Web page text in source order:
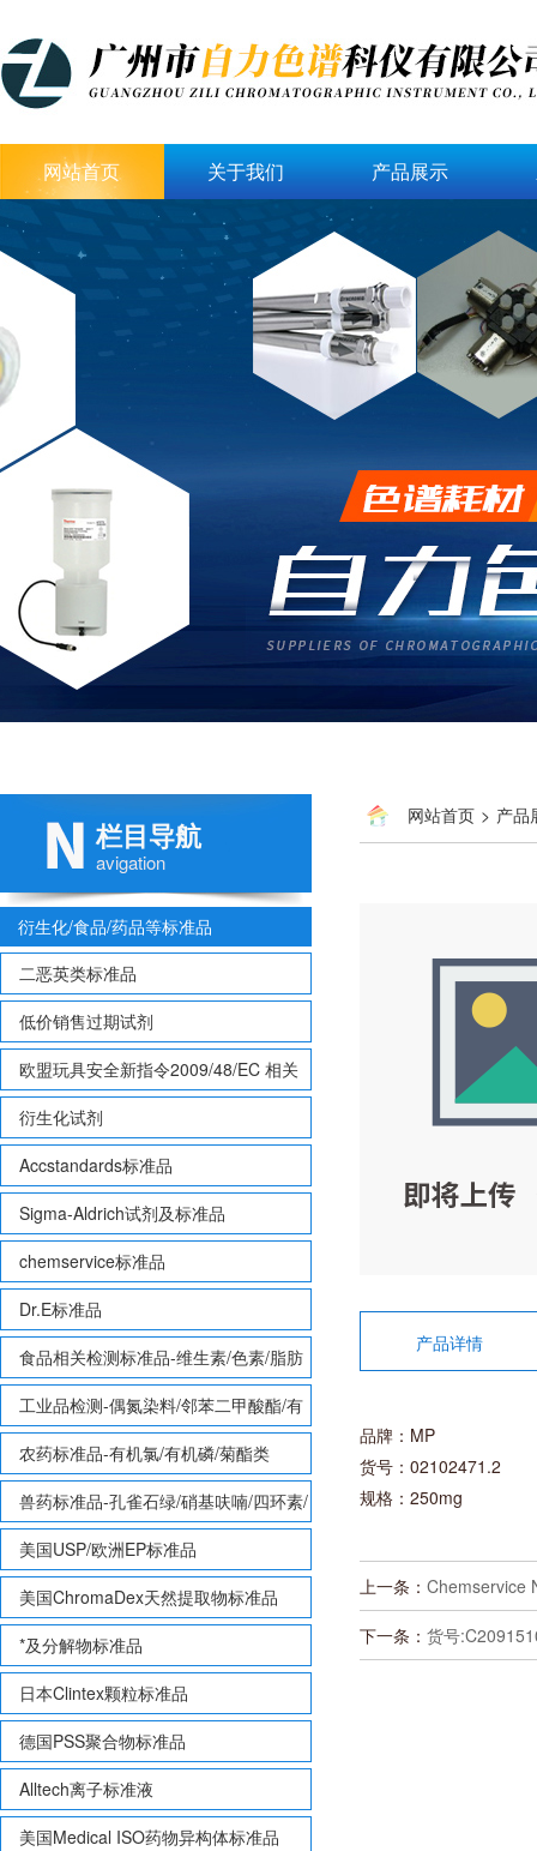
网站首页 关于我们 产品展示
栏目导航
avigation
衍生化/食品/药品等标准品
二恶英类标准品
低价销售过期试剂
欧盟玩具安全新指令2009/48/EC 相关
致敏性香味剂标准品
衍生化试剂
Accstandards标准品
Sigma-Aldrich试剂及标准品
chemservice标准品
Dr.E标准品
食品相关检测标准品-维生素/色素/脂肪
酸甲酯等
工业品检测-偶氮染料/邻苯二甲酸酯/有
机锡/多溴联苯/多溴联苯醚/多氯联苯
农药标准品-有机氯/有机磷/菊酯类
兽药标准品-孔雀石绿/硝基呋喃/四环素/
磺胺等
美国USP/欧洲EP标准品
美国ChromaDex天然提取物标准品
*及分解物标准品
日本Clintex颗粒标准品
德国PSS聚合物标准品
Alltech离子标准液
美国Medical ISO药物异构体标准品
网站首页 > 产品
产品详情
品牌：MP
货号：02102471.2
规格：250mg
上一条： Chemservice
下一条： 货号